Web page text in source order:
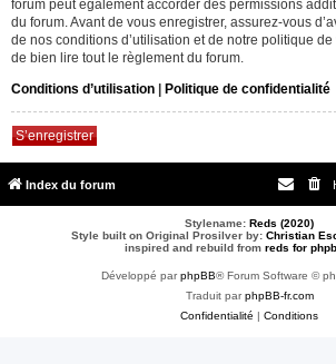
forum peut également accorder des permissions
du forum. Avant de vous enregistrer, assurez-vous
de nos conditions d’utilisation et de notre politique
de bien lire tout le règlement du forum.
Conditions d’utilisation
Politique de confidentialité
S’enregistrer
Index du forum
Stylename: Reds (2020)
Style built on Original Prosilver by: Christian
inspired and rebuild from reds for
Développé parphpBB® Forum Software ©
Traduit parphpBB-fr.com
Confidentialité
Conditions